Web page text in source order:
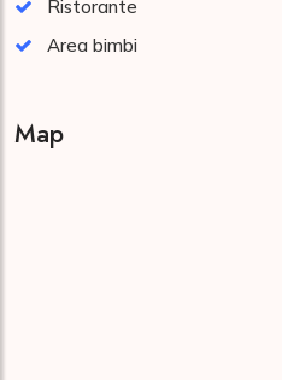
Ristorante
Area bimbi
Map